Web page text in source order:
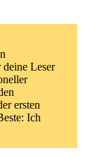
deine Leser
ersten
Ich